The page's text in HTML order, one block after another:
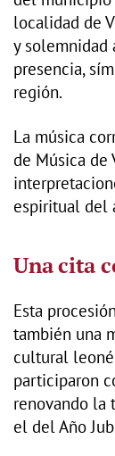
localidad de
y solemnidad
presencia,
región.
La música
de Música de
espiritual del
Una cita
Esta
también una
cultural
participaron
renovando la
el del Año